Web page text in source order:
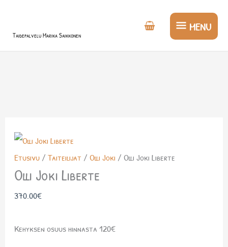
Taidepalvelu Marika Saikkonen
MENU
MENU
Etusivu/ Taiteilijat / Olli Joki / Olli Joki Liberte
Olli Joki Liberte
370.00€
Kehyksen osuus hinnasta 120€
Joki
Liberte
määrä